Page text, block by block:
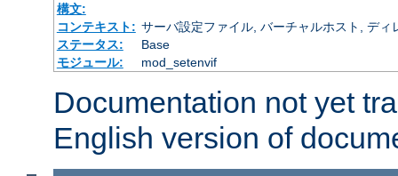
構文:
コンテキスト: サーバ設定ファイル, バーチャルホスト, ディ
ステータス:
Base
モジュール:
mod_setenvif
Documentation not yet
English version of